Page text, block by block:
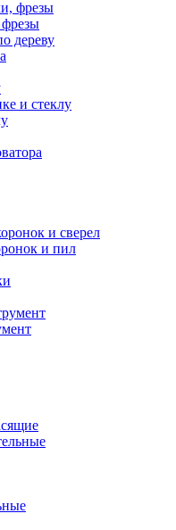
дереву
и стеклу
и сверел
и пил